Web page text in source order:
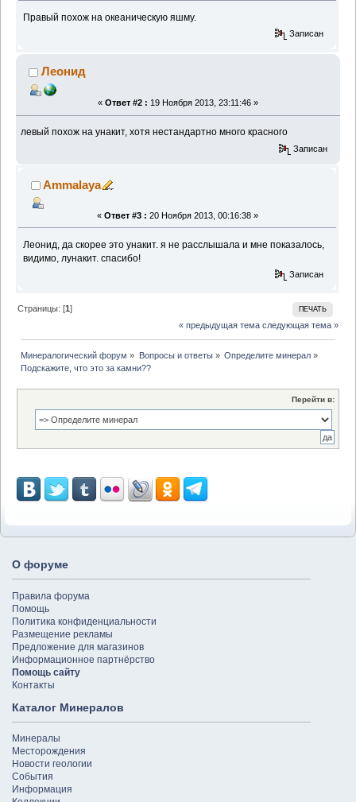
Правый похож на океаническую яшму.
Записан
Леонид
« Ответ #2 : 19 Ноября 2013, 23:11:46 »
левый похож на унакит, хотя нестандартно много красного
Записан
Ammalaya
« Ответ #3 : 20 Ноября 2013, 00:16:38 »
Леонид, да скорее это унакит. я не расслышала и мне показалось,
видимо, лунакит. спасибо!
Записан
ПЕЧАТЬ
Страницы: [1]
« предыдущая тема следующая тема »
Минералогический форум » Вопросы и ответы» Определите минерал»
Подскажите, что это за камни??
Перейти в:
О форуме
Правила форума
Помощь
Политика конфиденциальности
Размещение рекламы
Предложение для магазинов
Информационное партнёрство
Помощь сайту
Контакты
Каталог Минералов
Минералы
Месторождения
Новости геологии
События
Информация